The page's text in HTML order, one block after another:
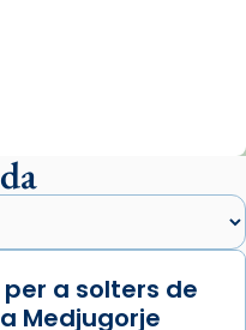
la missa de Les
a solters de
Medjugorje